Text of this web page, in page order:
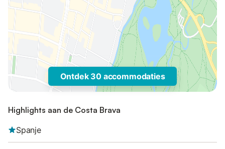
Ontdek 30 accommodaties
Highlights aan de Costa Brava
Spanje